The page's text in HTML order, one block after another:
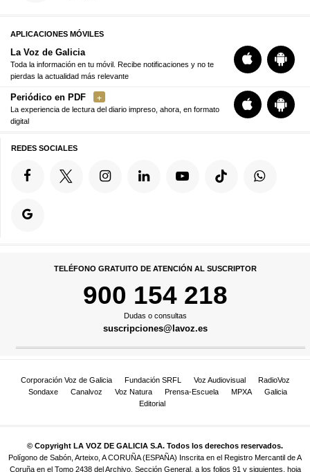
APLICACIONES MÓVILES
La Voz de Galicia
Toda la información en tu móvil. Recibe notificaciones y no te
pierdas la actualidad más relevante
Periódico en PDF
La experiencia de lectura del diario impreso, ahora, en formato
digital
REDES SOCIALES
TELÉFONO GRATUITO DE ATENCIÓN AL SUSCRIPTOR
900 154 218
Dudas o consultas
suscripciones@lavoz.es
Corporación Voz de Galicia Fundación SRFL Voz Audiovisual
RadioVoz
Sondaxe
Canalvoz Voz Natura Prensa-Escuela MPXA
Galicia
Editorial
© Copyright LA VOZ DE GALICIA S.A. Todos los derechos reservados.
Polígono de Sabón, Arteixo, A CORUÑA (ESPAÑA) Inscrita en el Registro Mercantil de A
Coruña en el Tomo 2438 del Archivo, Sección General, a los folios 91 y siguientes, hoja